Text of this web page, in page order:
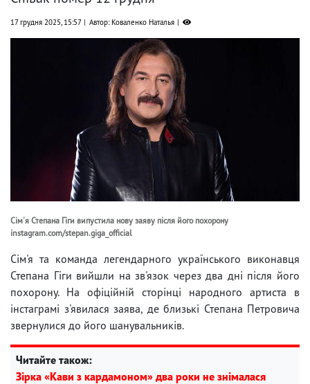
17 грудня 2025, 15:57 Автор: Коваленко Наталья
Сім'я Степана Гіги випустила нову заяву після його похорону
instagram.com/stepan.giga_official
Сім'я та команда легендарного українського виконавця
Степана Гіги вийшли на зв'язок через два дні після його
похорону. На офіційній сторінці народного артиста в
інстаграмі з'явилася заява, де близькі Степана Петровича
звернулися до його шанувальників.
Читайте також:
Зірка «Кави з кардамоном» два роки не знімалася